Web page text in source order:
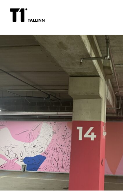
Taaskasutus/